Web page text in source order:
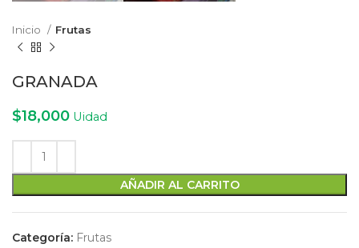
Inicio Frutas
GRANADA
$18,000 Uidad
AÑADIR AL CARRITO
Categoría: Frutas